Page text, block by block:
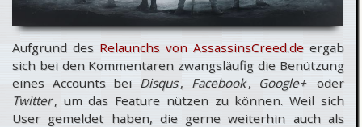
klar”
Aufgrund des Relaunchs von AssassinsCreed.deergab
sich bei den Kommentaren zwangsläufig die Benützung
eines Accounts bei Disqus , Facebook , Google+
oder
Twitter , um das Feature nützen zu können. Weil sich
User gemeldet haben, die gerne weiterhin auch als